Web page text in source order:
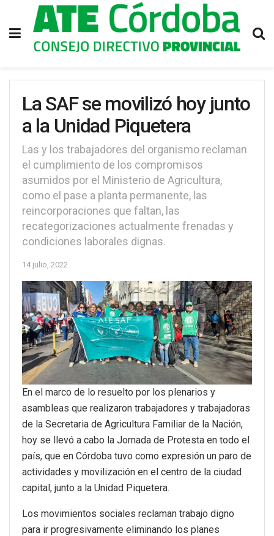
La SAF se movilizó hoy junto
a la Unidad Piquetera
Las y los trabajadores del organismo reclaman
el cumplimiento de los compromisos
asumidos por el Ministerio de Agricultura,
como el pase a planta permanente, las
reincorporaciones que faltan, las
recategorizaciones actualmente frenadas y
condiciones laborales dignas.
14 julio, 2022
En el marco de lo resuelto por los plenarios y
asambleas que realizaron trabajadores y trabajadoras
de la Secretaria de Agricultura Familiar de la Nación,
hoy se llevó a cabo la Jornada de Protesta en todo el
país, que en Córdoba tuvo como expresión un paro de
actividades y movilización en el centro de la ciudad
capital, junto a la Unidad Piquetera.
Los movimientos sociales reclaman trabajo digno
para ir progresivamente eliminando los planes